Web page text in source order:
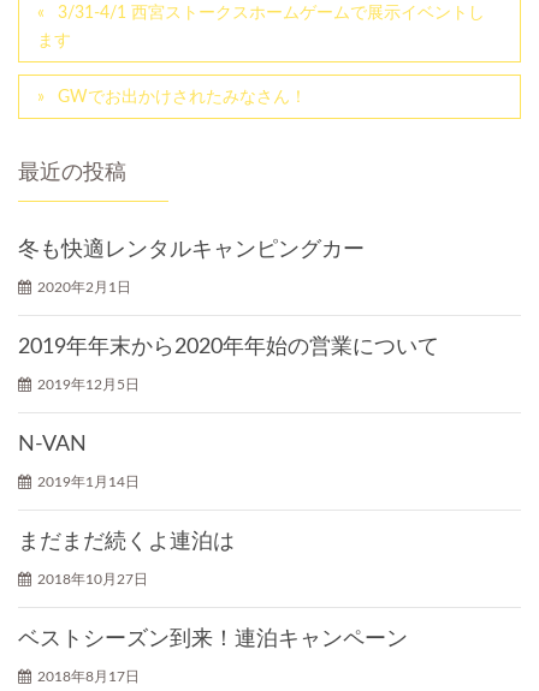
3/31-4/1 西宮ストークスホームゲームで展示イベントし
ます
GWでお出かけされたみなさん！
最近の投稿
冬も快適レンタルキャンピングカー
2020年2月1日
2019年年末から2020年年始の営業について
2019年12月5日
N-VAN
2019年1月14日
まだまだ続くよ連泊は
2018年10月27日
ベストシーズン到来！連泊キャンペーン
2018年8月17日